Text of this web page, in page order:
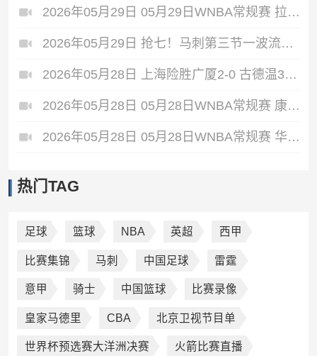
2026年05月29日 05月29日WNBA常规赛 拉斯维加斯王牌87-95达拉斯飞翼 全场集锦
2026年05月29日 抢七！马刺第三节一波流大胜雷霆扳成3-3 文班28+10 SGA18中6
2026年05月28日 上海险胜广厦2-0 古德温31+11&抢断3分压哨绝杀 布朗空砍50分
2026年05月28日 05月28日WNBA常规赛 康涅狄格太阳61-71波特兰火焰 全场集锦
2026年05月28日 05月28日WNBA常规赛 华盛顿神秘人78-64西雅图风暴 全场集锦
热门TAG
足球 篮球 NBA 英超 西甲
比赛集锦 马刺 中国足球 雷霆
意甲 骑士 中国篮球 比赛录像
皇家马德里 CBA 北京卫视节目单
世界杯预选赛大洋洲决赛 火箭比赛直播